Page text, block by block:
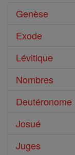
Genèse
Exode
Lévitique
Nombres
Deutéronome
Josué
Juges